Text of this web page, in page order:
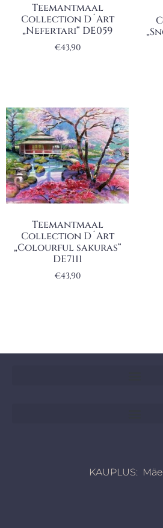
Teemantmaal
Collection D´Art
„Nefertari“ DE059
€43,90
Teemantmaal
Collection D´Art
„Colourful sakuras“
DE7111
€43,90
KAUPLUS: